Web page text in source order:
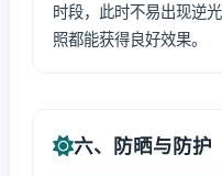
时段，此时不易出现逆
照都能获得良好效果。
六、防晒与防护